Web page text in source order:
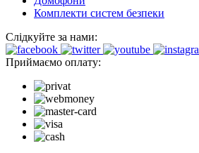
Комплекти систем безпеки
Слідкуйте за нами:
Приймаємо оплату: